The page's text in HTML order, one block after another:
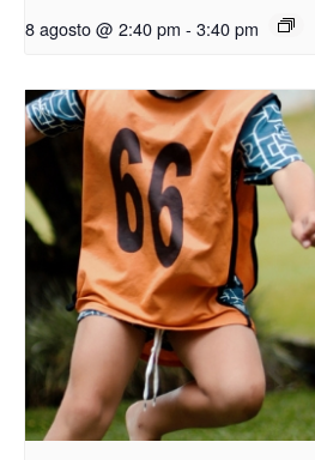
8 agosto @ 2:40 pm - 3:40 pm